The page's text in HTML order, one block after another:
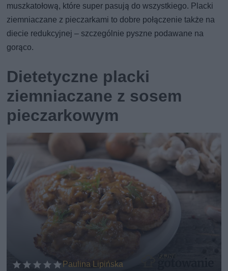
muszkatołową, które super pasują do wszystkiego. Placki
ziemniaczane z pieczarkami to dobre połączenie także na
diecie redukcyjnej – szczególnie pyszne podawane na
gorąco.
Dietetyczne placki
ziemniaczane z sosem
pieczarkowym
Paulina Lipińska